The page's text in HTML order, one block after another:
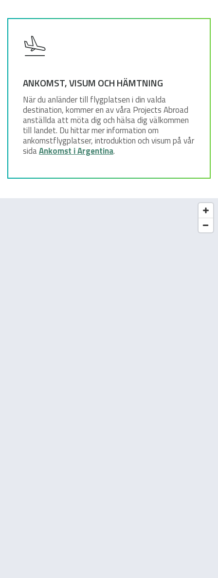
ANKOMST, VISUM OCH HÄMTNING
När du anländer till flygplatsen i din valda
destination, kommer en av våra Projects Abroad
anställda att möta dig och hälsa dig välkommen
till landet. Du hittar mer information om
ankomstflygplatser, introduktion och visum på vår
sidaAnkomst i Argentina.